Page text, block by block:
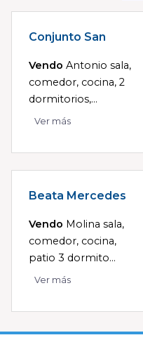
Conjunto San
Vendo Antonio sala,
comedor, cocina, 2
dormitorios,...
Ver más
Beata Mercedes
Vendo Molina sala,
comedor, cocina,
patio 3 dormito...
Ver más